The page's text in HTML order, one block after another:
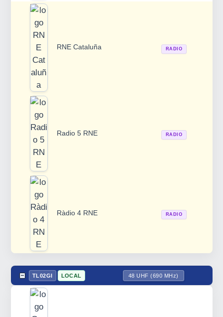
RNE Cataluña RADIO
Radio 5 RNE RADIO
Ràdio 4 RNE RADIO
TL02GI LOCAL 48 UHF (690 MHz)